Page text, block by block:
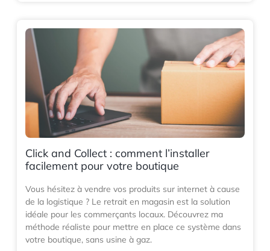
Click and Collect : comment l’installer
facilement pour votre boutique
Vous hésitez à vendre vos produits sur internet à cause
de la logistique ? Le retrait en magasin est la solution
idéale pour les commerçants locaux. Découvrez ma
méthode réaliste pour mettre en place ce système dans
votre boutique, sans usine à gaz.